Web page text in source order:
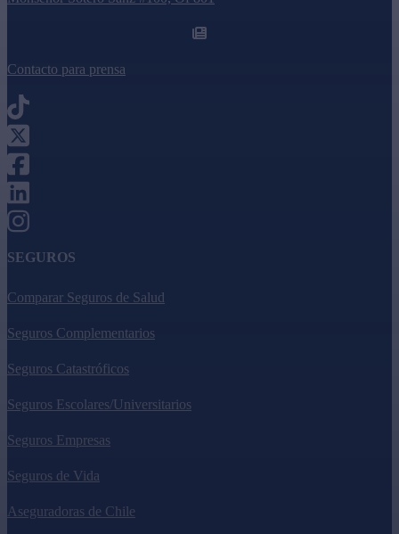
Contacto para prensa
SEGUROS
Comparar Seguros de Salud
Seguros Complementarios
Seguros Catastróficos
Seguros Escolares/Universitarios
Seguros Empresas
Seguros de Vida
Aseguradoras de Chile